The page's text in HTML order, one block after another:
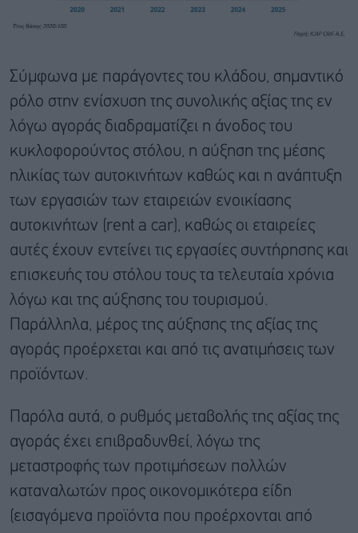
Σύμφωνα με παράγοντες του κλάδου, σημαντικό
ρόλο στην ενίσχυση της συνολικής αξίας της εν
λόγω αγοράς διαδραματίζει η άνοδος του
κυκλοφορούντος στόλου, η αύξηση της μέσης
ηλικίας των αυτοκινήτων καθώς και η ανάπτυξη
των εργασιών των εταιρειών ενοικίασης
αυτοκινήτων (rent a car), καθώς οι εταιρείες
αυτές έχουν εντείνει τις εργασίες συντήρησης και
επισκευής του στόλου τους τα τελευταία χρόνια
λόγω και της αύξησης του τουρισμού.
Παράλληλα, μέρος της αύξησης της αξίας της
αγοράς προέρχεται και από τις ανατιμήσεις των
προϊόντων.
Παρόλα αυτά, ο ρυθμός μεταβολής της αξίας της
αγοράς έχει επιβραδυνθεί, λόγω της
μεταστροφής των προτιμήσεων πολλών
καταναλωτών προς οικονομικότερα είδη
(εισαγόμενα προϊόντα που προέρχονται από